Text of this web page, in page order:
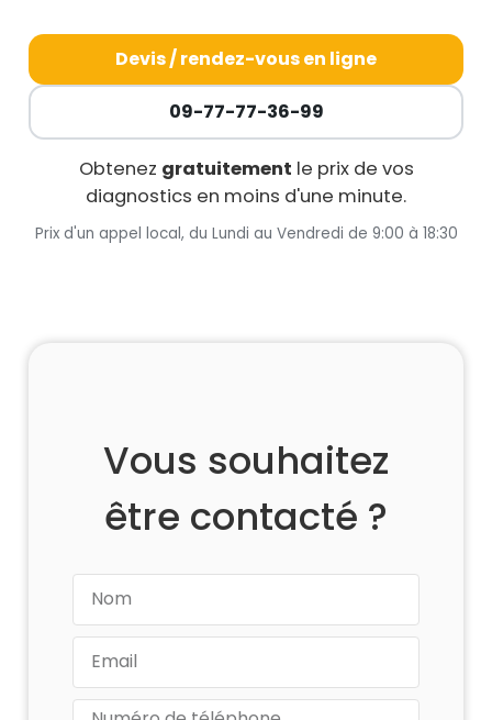
Devis / rendez-vous en ligne
09-77-77-36-99
Obtenez gratuitement le prix de vos
diagnostics en moins d'une minute.
Prix d'un appel local, du Lundi au Vendredi de 9:00 à 18:30
Vous souhaitez
être contacté ?